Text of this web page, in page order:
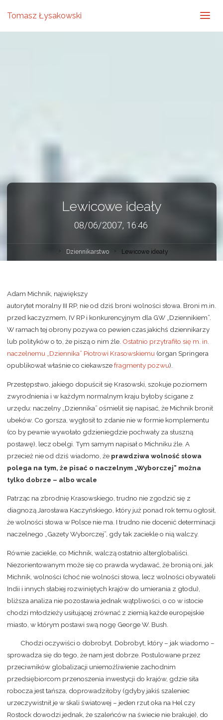
Tomasz Łysakowski
Lewicowe ideały
08/06/2007, 16:46
Dziennikarstwo Lewicowe ideały
Adam Michnik, największy
autorytet moralny III RP, nie od dziś broni wolności słowa. Broni m.in.
przed kaczyzmem, IV RP i konkurencyjnym dla GW „Dziennikiem”.
W ramach tej obrony pozywa co pewien czas jakichś dziennikarzy
lub polityków o to, że piszą o nim źle. Ostatnio przytrafiło się m. in.
naczelnemu „Dziennika” Piotrowi Krasowskiemu (organ Springera
opublikował właśnie co ciekawszefragmenty pozwu).
Przestępstwo, jakiego dopuścił się Krasowski, szokuje poziomem
zwyrodnienia i w każdym normalnym kraju byłoby ścigane z
urzędu: naczelny „Dziennika” ośmielił się napisać, że Michnik bronił
ubeków. Co gorsza, wygłosił to zdanie nie w formie komplementu
(co by pewnie wywołało gdzieniegdzie pochwały za słuszną
postawę), lecz obelgi. Tym samym napisał o Michniku źle. A
przecież nie od dziś wiadomo, że prawdziwa wolność słowa
polega na tym, że pisać o naczelnym „Wyborczej” można
tylko dobrze – albo wcale
Patrząc na zbrodnię Krasowskiego, trudno nie zgodzić się z
diagnozą Jarosława Kaczyńskiego, który już ponad rok temu ogłosił,
że wolności słowa w Polsce nie ma. I trudno nie docenić determinacji
naczelnego „Gazety Wyborczej”, gdy tak zaciekle o nią walczy.
Równie zaciekle, co Michnik, walczą ostatnio alterglobaliści.
Niezorientowanym może się co prawda wydawać, że bronią oni, jak
Michnik, wolności (choć nie wolności słowa, lecz wolności obywateli
Indii i innych słabiej rozwiniętych krajów do umierania z głodu),
bliższa analiza nie pozostawia jednak wątpliwości, o co w istocie
chodzi młodzieży usiłującej zrównać z ziemią każde europejskie
miasto, w którym postawi swą nogę George W. Bush.
Chodzi oczywiści o dobrobyt. Dobrobyt, który – jak wiadomo –
sprowadza się do tego, że nam jest dobrze. Postulowane przez
przeciwników globalizacji uniemożliwienie zachodnim
przedsiębiorcom przenoszenia inwestycji do krajów, gdzie siła
robocza jest tańsza, doprowadziłoby (gdyby jakiś szaleniec
urzeczywistnił je w skali światowej – jeden rzut oka na Hel czy
Rostock dowodzi jednak, że szaleńców na świecie nie brakuje), do